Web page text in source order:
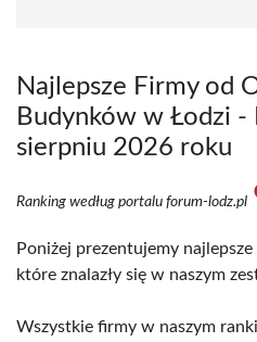
Najlepsze Firmy od
Budynków w Łodzi -
sierpniu 2026 roku
Ranking według portalu forum-lodz.pl
Poniżej prezentujemy
które znalazły się w naszym
Wszystkie firmy w naszym